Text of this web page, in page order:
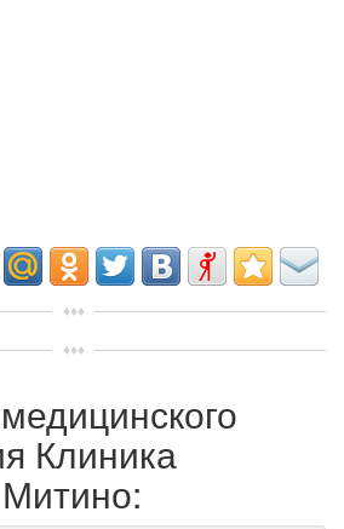
Клиника